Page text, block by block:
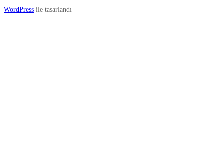
WordPress ile tasarlandı